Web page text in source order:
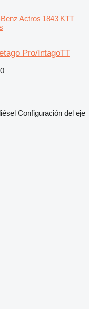
Actros 1843 KTT
Pro/IntagoTT
Configuración del eje